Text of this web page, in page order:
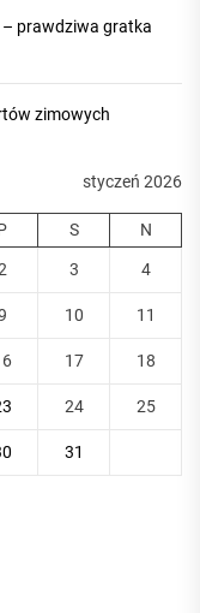
– prawdziwa gratka
zimowych
styczeń 2026
S N
3 4
10 11
17 18
24 25
31